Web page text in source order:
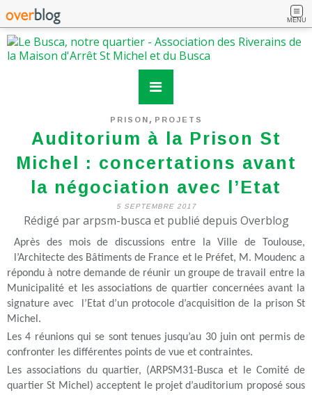
MENU
PRISON , PROJETS
Auditorium à la Prison St
Michel : concertations avant
la négociation avec l’Etat
5 SEPTEMBRE 2017
Rédigé par arpsm-busca et publié depuis Overblog
Après des mois de discussions entre la Ville de Toulouse,
l’Architecte des Bâtiments de France et le Préfet, M. Moudenc a
répondu à notre demande de réunir un groupe de travail entre la
Municipalité et les associations de quartier concernées avant la
signature avec l’Etat d’un protocole d’acquisition de la prison St
Michel.
Les 4 réunions qui se sont tenues jusqu’au 30 juin ont permis de
confronter les différentes points de vue et contraintes.
Les associations du quartier, (ARPSM31-Busca et le Comité de
quartier St Michel) acceptent le projet d’auditorium proposé sous